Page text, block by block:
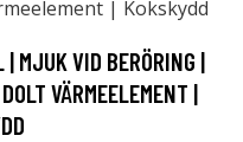
| MJUK VID BERÖRING |
VÄRMEELEMENT |